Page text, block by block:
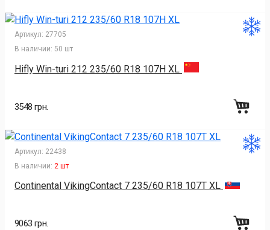
Артикул: 27705
В наличии: 50 шт
Hifly Win-turi 212 235/60 R18 107H XL
3548 грн.
Артикул: 22438
В наличии: 2 шт
Continental VikingContact 7 235/60 R18 107T XL
9063 грн.